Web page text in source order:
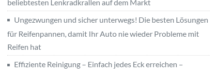
beliebtesten Lenkradkrallen auf dem Markt
Ungezwungen und sicher unterwegs! Die besten Lösungen
für Reifenpannen, damit Ihr Auto nie wieder Probleme mit
Reifen hat
Effiziente Reinigung – Einfach jedes Eck erreichen –